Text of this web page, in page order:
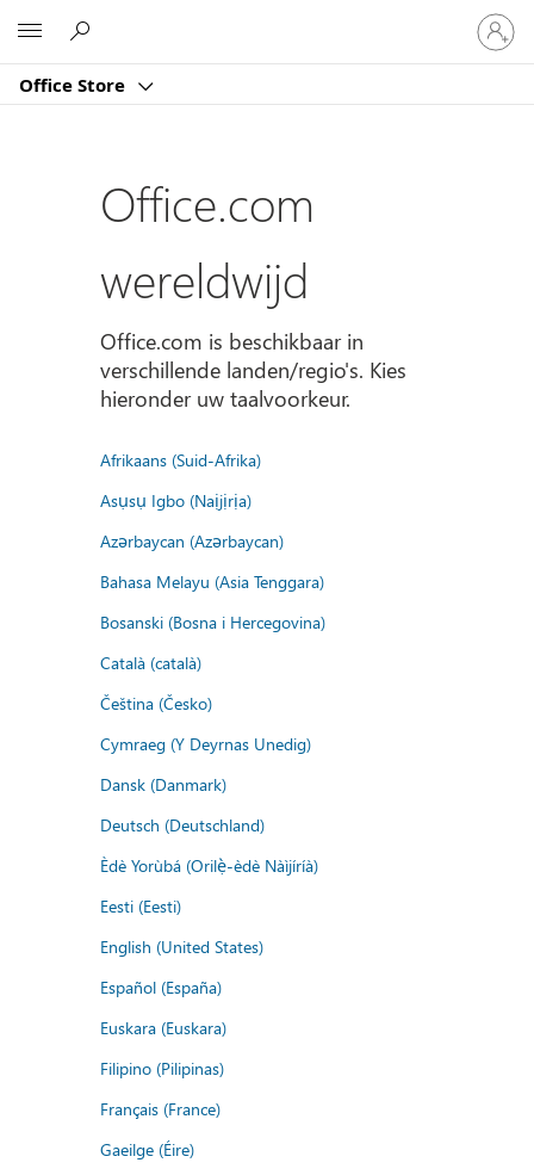
Office Store
Meld
je
aan
je
Office.com
wereldwijd
Office.com is beschikbaar in
verschillende landen/regio's. Kies
hieronder uw taalvoorkeur.
Afrikaans (Suid-Afrika)
Asụsụ Igbo (Naịjịrịa)
Azərbaycan (Azərbaycan)
Bahasa Melayu (Asia Tenggara)
Bosanski (Bosna i Hercegovina)
Català (català)
Čeština (Česko)
Cymraeg (Y Deyrnas Unedig)
Dansk (Danmark)
Deutsch (Deutschland)
Èdè Yorùbá (Orilẹ̀-èdè Nàìjíríà)
Eesti (Eesti)
English (United States)
Español (España)
Euskara (Euskara)
Filipino (Pilipinas)
Français (France)
Gaeilge (Éire)